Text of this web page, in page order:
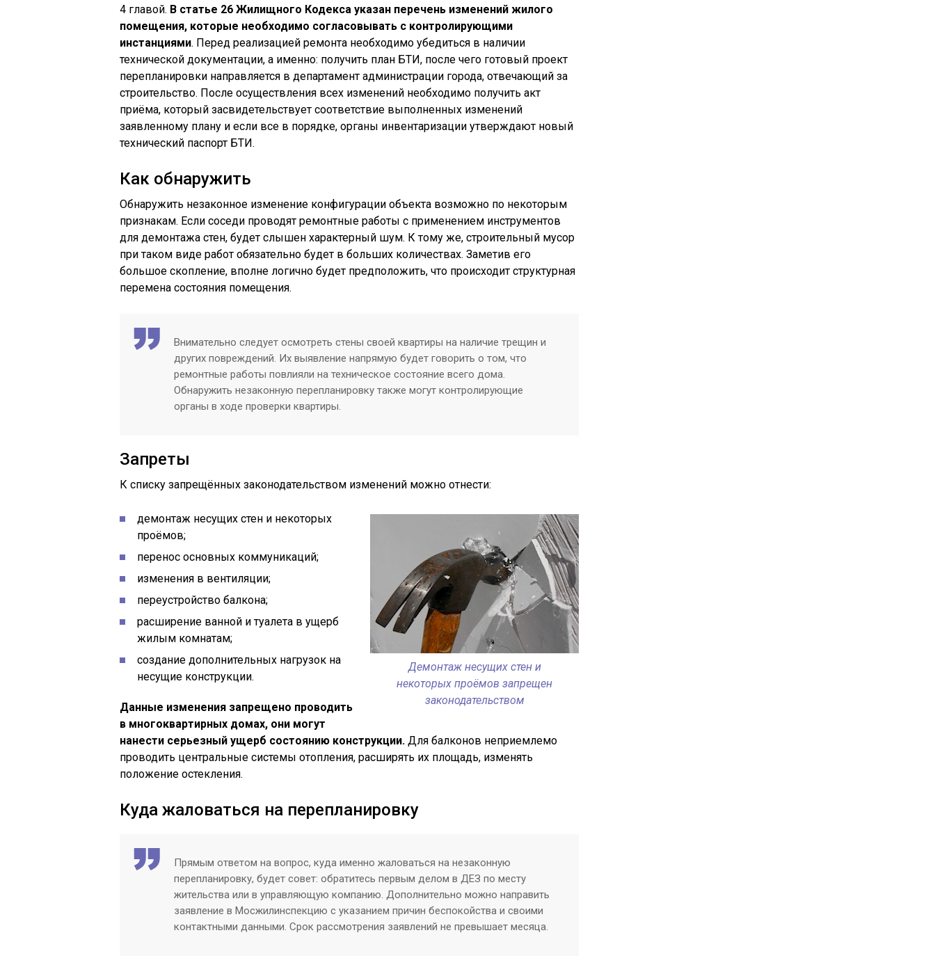
4 главой. В статье 26 Жилищного Кодекса указан перечень изменений жилого
помещения, которые необходимо согласовывать с контролирующими
инстанциями. Перед реализацией ремонта необходимо убедиться в наличии
технической документации, а именно: получить план БТИ, после чего готовый проект
перепланировки направляется в департамент администрации города, отвечающий за
строительство. После осуществления всех изменений необходимо получить акт
приёма, который засвидетельствует соответствие выполненных изменений
заявленному плану и если все в порядке, органы инвентаризации утверждают новый
технический паспорт БТИ.
Как обнаружить
Обнаружить незаконное изменение конфигурации объекта возможно по некоторым
признакам. Если соседи проводят ремонтные работы с применением инструментов
для демонтажа стен, будет слышен характерный шум. К тому же, строительный мусор
при таком виде работ обязательно будет в больших количествах. Заметив его
большое скопление, вполне логично будет предположить, что происходит структурная
перемена состояния помещения.
Внимательно следует осмотреть стены своей квартиры на наличие трещин и
других повреждений. Их выявление напрямую будет говорить о том, что
ремонтные работы повлияли на техническое состояние всего дома.
Обнаружить незаконную перепланировку также могут контролирующие
органы в ходе проверки квартиры.
Запреты
К списку запрещённых законодательством изменений можно отнести:
Демонтаж несущих стен и
некоторых проёмов запрещен
законодательством
демонтаж несущих стен и некоторых
проёмов;
перенос основных коммуникаций;
изменения в вентиляции;
переустройство балкона;
расширение ванной и туалета в ущерб
жилым комнатам;
создание дополнительных нагрузок на
несущие конструкции.
Данные изменения запрещено проводить
в многоквартирных домах, они могут
нанести серьезный ущерб состоянию конструкции. Для балконов неприемлемо
проводить центральные системы отопления, расширять их площадь, изменять
положение остекления.
Куда жаловаться на перепланировку
Прямым ответом на вопрос, куда именно жаловаться на незаконную
перепланировку, будет совет: обратитесь первым делом в ДЕЗ по месту
жительства или в управляющую компанию. Дополнительно можно направить
заявление в Мосжилинспекцию с указанием причин беспокойства и своими
контактными данными. Срок рассмотрения заявлений не превышает месяца.